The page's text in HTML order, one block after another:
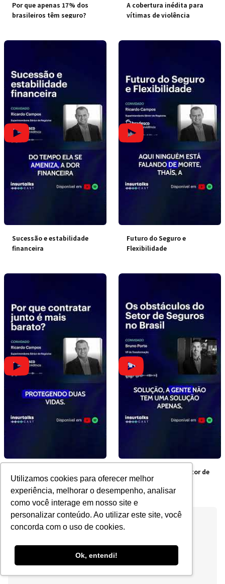
Utilizamos cookies para oferecer melhor
experiência, melhorar o desempenho, analisar
como você interage em nosso site e
personalizar conteúdo. Ao utilizar este site, você
concorda com o uso de cookies.
Ok, entendi!
Por que apenas 17% dos
brasileiros têm seguro?
A cobertura inédita para
vítimas de violência
Sucessão e estabilidade
financeira
Futuro do Seguro e
Flexibilidade
mais barato?
Os obstáculos do Setor de
Seguros no Brasil